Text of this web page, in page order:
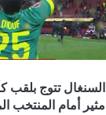
السنغال تتوج بلقب
مثير أمام المنتخب